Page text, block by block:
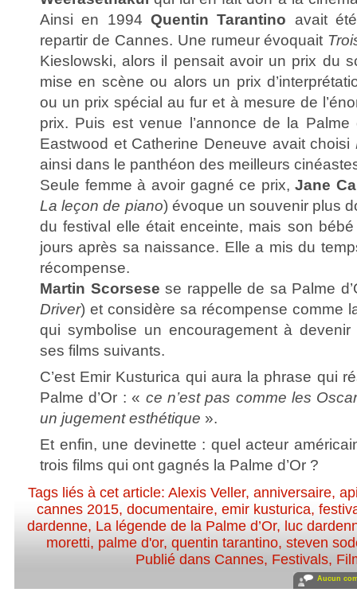
Ainsi en 1994 Quentin Tarantino avait
repartir de Cannes. Une rumeur évoquait
Kieslowski, alors il pensait avoir un prix du
mise en scène ou alors un prix
ou un prix spécial au fur et à mesure de
prix. Puis est venue l’annonce de la
Eastwood et Catherine Deneuve avait choisi
ainsi dans le panthéon des meilleurs
Seule femme à avoir gagné ce prix,Jane
La leçon de piano) évoque un souvenir plus
du festival elle était enceinte, mais son
jours après sa naissance. Elle a mis du
récompense.
Martin Scorsese se rappelle de sa Palme
Driver) et considère sa récompense comme
qui symbolise un encouragement à
ses films suivants.
C’est Emir Kusturica qui aura la phrase qui
Palme d’Or : « ce n’est pas comme les
un jugement esthétique ».
Et enfin, une devinette : quel acteur
trois films qui ont gagnés la Palme d’Or ?
Tags liés à cet article:Alexis Veller,anniversaire,
cannes 2015, documentaire, emir kusturica,
dardenne, La légende de la Palme d’Or, luc
moretti, palme d'or, quentin tarantino, steven
Publié dans Cannes, Festivals,
Aucun